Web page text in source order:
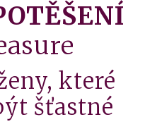
které
šťastné